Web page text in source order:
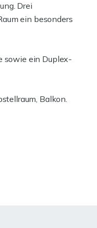
Drei
ein besonders
sowie ein Duplex-
Balkon.